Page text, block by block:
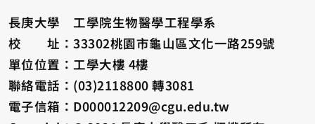
長庚大學 工學院生物醫學工程學系
校 址：33302桃園市龜山區文化一路259號
單位位置：工學大樓 4樓
聯絡電話：(03)2118800 轉3081
電子信箱：D000012209@cgu.edu.tw